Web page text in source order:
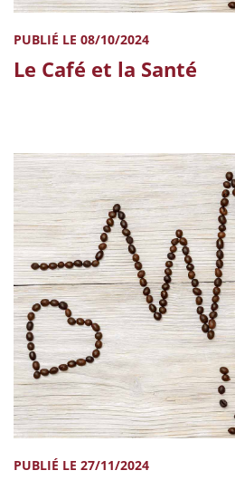
PUBLIÉ LE 08/10/2024
Le Café et la Santé
PUBLIÉ LE 27/11/2024